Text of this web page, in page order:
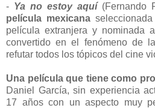
- Ya no estoy aquí(Fernando
película mexicana
película extranjera y nominada
convertido en el fenómeno de
refutar todos los tópicos del cine
Una película que tiene como
Daniel García, sin experiencia
17 años con un aspecto muy